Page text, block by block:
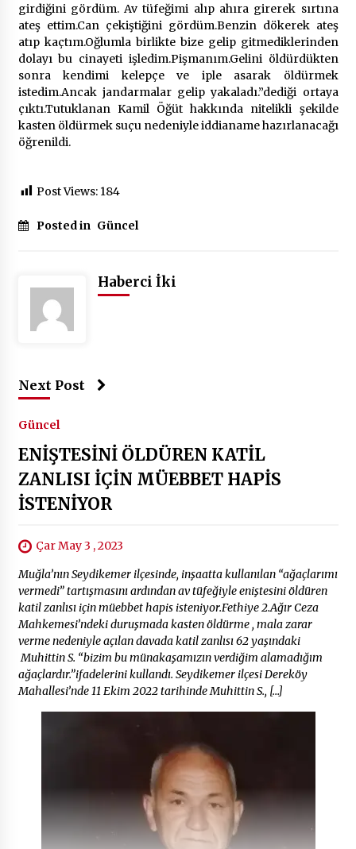
girdiğini gördüm. Av tüfeğimi alıp ahıra girerek sırtına
ateş ettim.Can çekiştiğini gördüm.Benzin dökerek ateş
atıp kaçtım.Oğlumla birlikte bize gelip gitmediklerinden
dolayı bu cinayeti işledim.Pişmanım.Gelini öldürdükten
sonra kendimi kelepçe ve iple asarak öldürmek
istedim.Ancak jandarmalar gelip yakaladı.”dediği ortaya
çıktı.Tutuklanan Kamil Öğüt hakkında nitelikli şekilde
kasten öldürmek suçu nedeniyle iddianame hazırlanacağı
öğrenildi.
Post Views: 184
Posted in Güncel
Haberci İki
Next Post
Güncel
ENİŞTESİNİ ÖLDÜREN KATİL
ZANLISI İÇİN MÜEBBET HAPİS
İSTENİYOR
Çar May 3 , 2023
Muğla’nın Seydikemer ilçesinde, inşaatta kullanılan “ağaçlarımı
vermedi” tartışmasını ardından av tüfeğiyle eniştesini öldüren
katil zanlısı için müebbet hapis isteniyor.Fethiye 2.Ağır Ceza
Mahkemesi’ndeki duruşmada kasten öldürme , mala zarar
verme nedeniyle açılan davada katil zanlısı 62 yaşındaki
Muhittin S. “bizim bu münakaşamızın verdiğim alamadığım
ağaçlardır.”ifadelerini kullandı. Seydikemer ilçesi Dereköy
Mahallesi’nde 11 Ekim 2022 tarihinde Muhittin S., […]